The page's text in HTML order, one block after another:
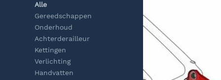
Alle
Gereedschappen
Onderhoud
Achterderailleur
Kettingen
Verlichting
Handvatten